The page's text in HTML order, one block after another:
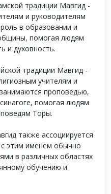
традиции Мавгид -
и руководителям
в образовании и
помогая людям
и духовность.
традиции Мавгид -
учителям и
проповедью,
помогая людям
Торы.
также ассоциируется
этим именем обычно
в различных областях
обучению и